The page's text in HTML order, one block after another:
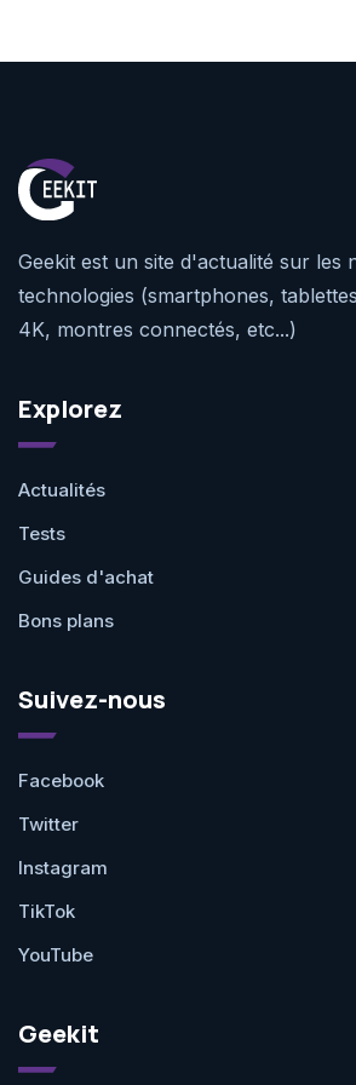
Geekit est un site d'actualité sur les
technologies (smartphones,
4K, montres connectés, etc...)
Explorez
Actualités
Tests
Guides d'achat
Bons plans
Suivez-nous
Facebook
Twitter
Instagram
TikTok
YouTube
Geekit